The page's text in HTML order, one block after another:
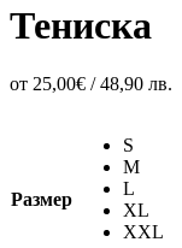
Тениска
от 25,00€ / 48,90 лв.
Размер
S
M
L
XL
XXL